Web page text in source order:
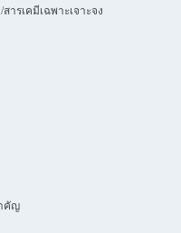
รเคมีเฉพาะเจาะจง
คัญ